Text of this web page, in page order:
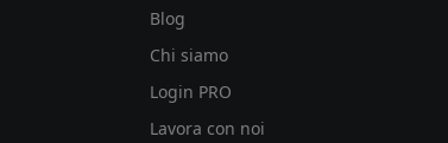
Blog
Chi siamo
Login PRO
Lavora con noi